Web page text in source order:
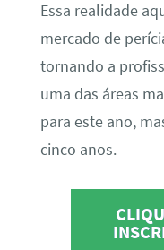
Essa realidade
mercado de
tornando a
uma das áreas
para este ano,
cinco anos.